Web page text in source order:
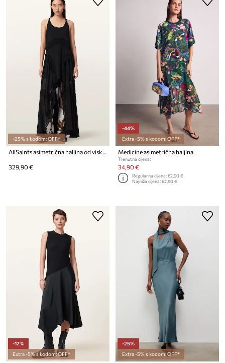
-25% s kodom: OFF*
AllSaints asimetrična haljina od viskoze DORINA
329,90 €
-44%
Extra -5% s kodom: OFF*
Medicine asimetrična haljina
Trenutna cijena:
34,90 €
Regularna cijena:62,90 €
Najniža cijena:62,90 €
-12%
Extra -5% s kodom: OFF*
-25%
Extra -5% s kodom: OFF*